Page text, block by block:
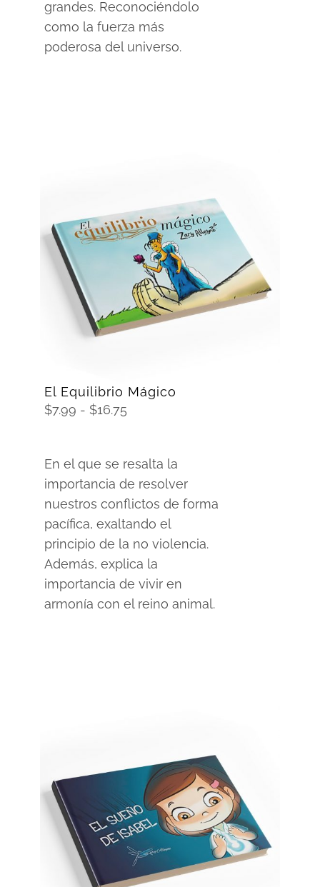
grandes. Reconociéndolo
como la fuerza más
poderosa del universo.
SELECCIONAR OPCIONES
DETAILS
El Equilibrio Mágico
$7.99 - $16.75
desde
$7.99
hasta
$16.75
En el que se resalta la
importancia de resolver
nuestros conflictos de forma
pacífica, exaltando el
principio de la no violencia.
Además, explica la
importancia de vivir en
armonía con el reino animal.
SELECCIONAR OPCIONES
/
DETAILS